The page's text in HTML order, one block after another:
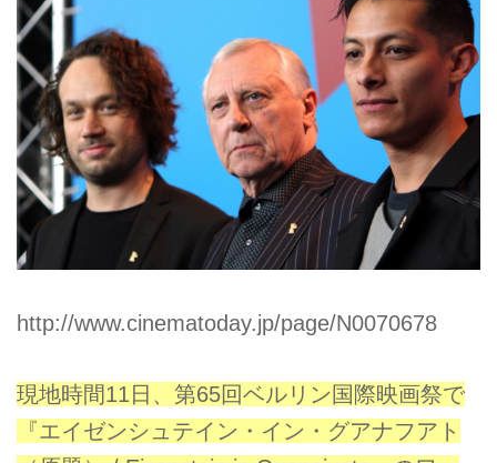
http://www.cinematoday.jp/page/N0070678
現地時間11日、第65回ベルリン国際映画祭で
『エイゼンシュテイン・イン・グアナフアト